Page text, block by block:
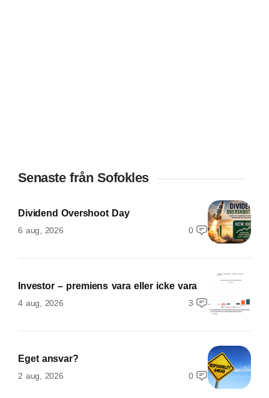
Senaste från Sofokles
Dividend Overshoot Day
6 aug, 2026 0
Investor – premiens vara eller icke vara
4 aug, 2026 3
Eget ansvar?
2 aug, 2026 0